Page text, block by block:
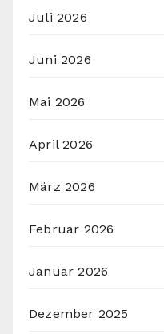
Juli 2026
Juni 2026
Mai 2026
April 2026
März 2026
Februar 2026
Januar 2026
Dezember 2025